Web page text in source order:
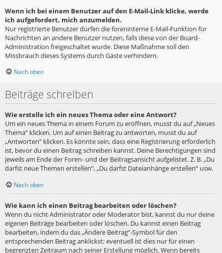
Wenn ich bei einem Benutzer auf den E-Mail-Link klicke, werde
ich aufgefordert, mich anzumelden.
Nur registrierte Benutzer dürfen die foreninterne E-Mail-Funktion für
Nachrichten an andere Benutzer nutzen, falls diese von der Board-
Administration freigeschaltet wurde. Diese Maßnahme soll den
Missbrauch dieses Systems durch Gäste verhindern.
Nach oben
Beiträge schreiben
Wie erstelle ich ein neues Thema oder eine Antwort?
Um ein neues Thema in einem Forum zu eröffnen, musst du auf „Neues
Thema“ klicken. Um auf einen Beitrag zu antworten, musst du auf
„Antworten“ klicken. Es könnte sein, dass eine Registrierung erforderlich
ist, bevor du einen Beitrag schreiben kannst. Deine Berechtigungen sind
jeweils am Ende der Foren- und der Beitragsansicht aufgelistet. Z. B. „Du
darfst neue Themen erstellen“, „Du darfst Dateianhänge erstellen“ usw.
Nach oben
Wie kann ich einen Beitrag bearbeiten oder löschen?
Wenn du nicht Administrator oder Moderator bist, kannst du nur deine
eigenen Beiträge bearbeiten oder löschen. Du kannst einen Beitrag
bearbeiten, indem du das „Ändere Beitrag“-Symbol für den
entsprechenden Beitrag anklickst; eventuell ist dies nur für einen
begrenzten Zeitraum nach seiner Erstellung möglich. Wenn bereits